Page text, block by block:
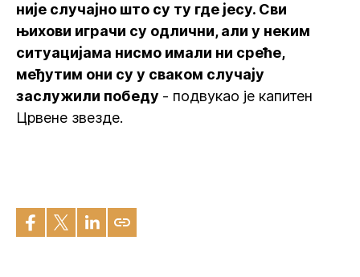
није случајно што су ту где јесу. Сви
њихови играчи су одлични, али у неким
ситуацијама нисмо имали ни среће,
међутим они су у сваком случају
заслужили победу - подвукао је капитен
Црвене звезде.